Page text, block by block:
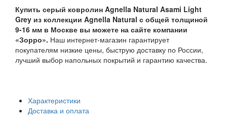
Купить серый ковролин Agnella Natural Asami Light
Grey из коллекции Agnella Natural с общей толщиной
9-16 мм в Москве вы можете на сайте компании
«Зорро». Наш интернет-магазин гарантирует
покупателям низкие цены, быструю доставку по России,
лучший выбор напольных покрытий и гарантию качества.
Характеристики
Доставка и оплата